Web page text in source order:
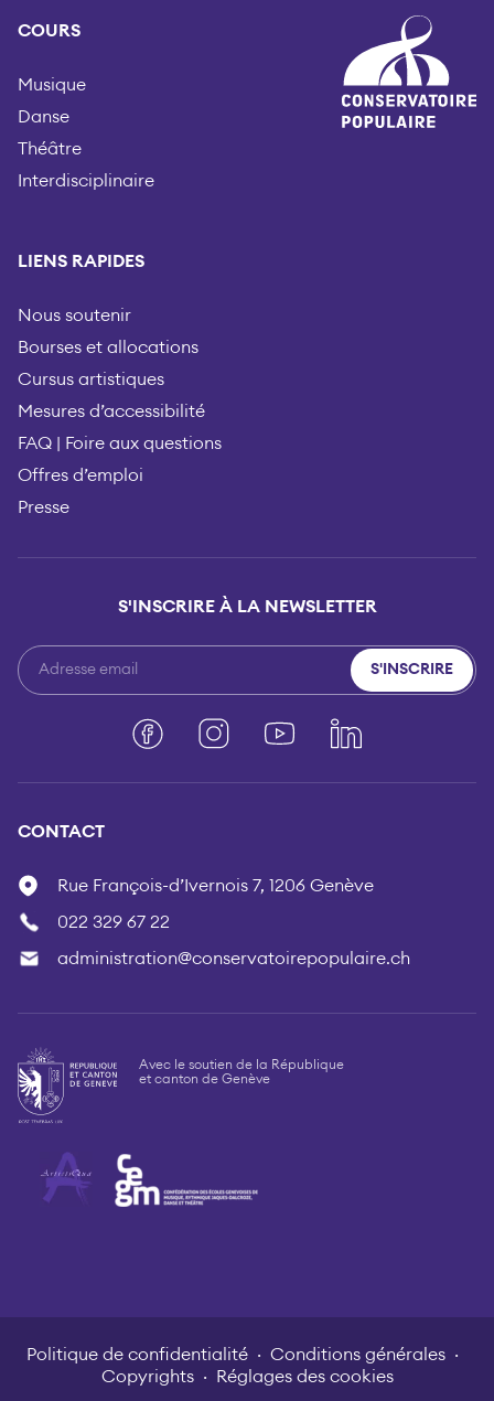
COURS
Musique
Danse
Théâtre
Interdisciplinaire
LIENS RAPIDES
Nous soutenir
Bourses et allocations
Cursus artistiques
Mesures d’accessibilité
FAQ | Foire aux questions
Offres d’emploi
Presse
S'INSCRIRE À LA NEWSLETTER
S'INSCRIRE
FacebookInstagramYouTubeLinkedIn
CONTACT
Rue François-d’Ivernois 7, 1206 Genève
022 329 67 22
administration@conservatoirepopulaire.ch
Avec le soutien de la République
et canton de Genève
Politique de confidentialité
Conditions générales
Copyrights
Réglages des cookies